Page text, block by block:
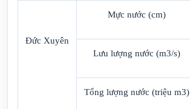
Đức Xuyên
Mực nước (cm)
Lưu lượng nước (m3/s)
Tổng lượng nước (triệu m3)